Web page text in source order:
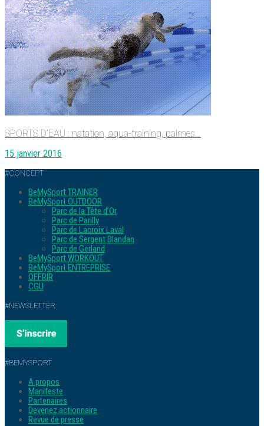
SPORTS D’EAU : natation, aqua-training, palmes…
15 janvier 2016
#CONCEPT
BeMySport TRAINER
BeMySport OUTDOOR
Parc de la Tête d’Or
Parc de Parilly
Parc de Lacroix Laval
Parc de Sergent Blandan
Parc de Gerland
BeMySport WORKOUT
BeMySport ENTREPRISE
OFFRIR
CGU
#NEWSLETTER
#BEMYSPORT
A propos
Manifeste
Partenaires
Devenez actionnaire
Revue de presse